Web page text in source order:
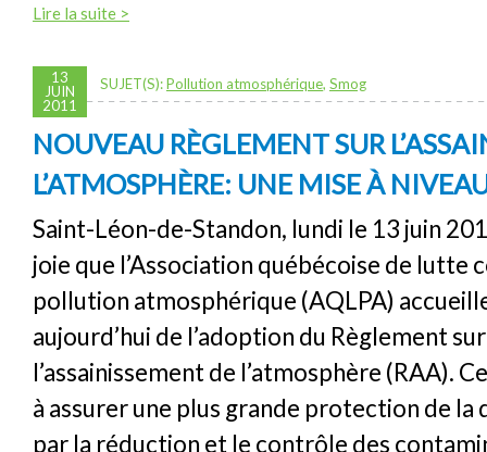
Lire la suite >
13
JUIN
2011
SUJET(S):Pollution atmosphérique, Smog
NOUVEAU RÈGLEMENT SUR
L’ATMOSPHÈRE: UNE MISE À
Saint-Léon-de-Standon, lundi le 13 juin
joie que l’Association québécoise de lutte
pollution atmosphérique (AQLPA)
aujourd’hui de l’adoption du Règlement sur
l’assainissement de l’atmosphère (RAA).
à assurer une plus grande protection de la
par la réduction et le contrôle des